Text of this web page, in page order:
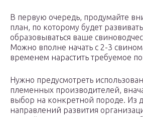
В первую очередь, продумайте
план, по которому будет
образовываться ваше
Можно вполне начать с 2-3
временем нарастить требуемое
Нужно предусмотреть
племенных производителей,
выбор на конкретной породе. Из
направлений развития